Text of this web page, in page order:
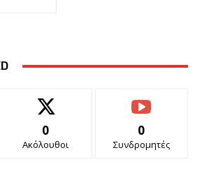
0
Ακόλουθοι
0
Συνδρομητές